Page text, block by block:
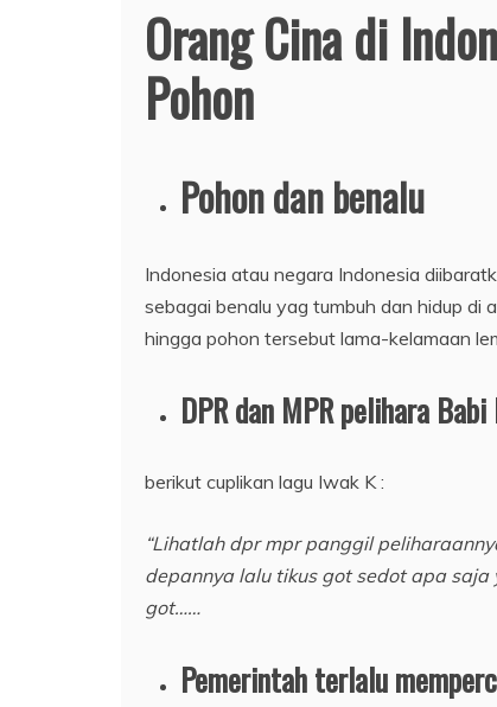
Orang Cina di
Pohon
Pohon dan benalu
Indonesia atau negara Indonesia
sebagai benalu yag tumbuh dan hidup di
hingga pohon tersebut lama-kelamaan
DPR dan MPR pelihara
berikut cuplikan lagu Iwak K :
“Lihatlah dpr mpr panggil
depannya lalu tikus got sedot apa
got……
Pemerintah terlalu